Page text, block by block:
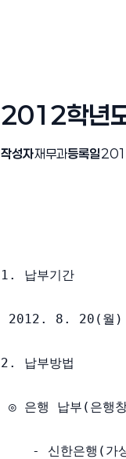
2012학년
작성자재무과등록일
1. 납부기간
2012. 8. 20(월
2. 납부방법
◎ 은행 납부(은행
- 신한은행(가